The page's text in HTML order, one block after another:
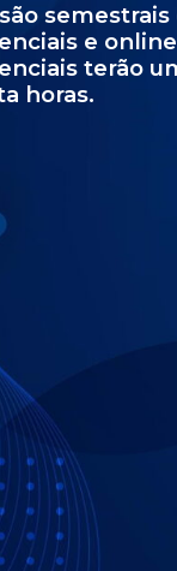
e
terão
horas.